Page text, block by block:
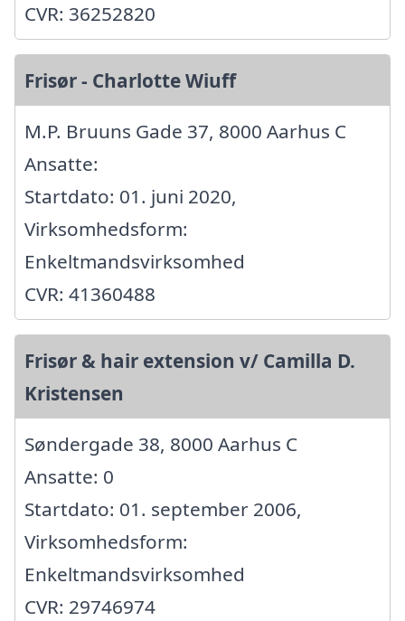
CVR: 36252820
Frisør - Charlotte Wiuff
M.P. Bruuns Gade 37, 8000 Aarhus C
Ansatte:
Startdato: 01. juni 2020,
Virksomhedsform:
Enkeltmandsvirksomhed
CVR: 41360488
Frisør & hair extension v/ Camilla D.
Kristensen
Søndergade 38, 8000 Aarhus C
Ansatte: 0
Startdato: 01. september 2006,
Virksomhedsform:
Enkeltmandsvirksomhed
CVR: 29746974